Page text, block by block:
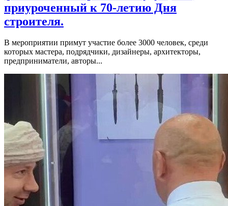
приуроченный к 70-летию Дня
строителя.
В мероприятии примут участие более 3000 человек, среди
которых мастера, подрядчики, дизайнеры, архитекторы,
предприниматели, авторы...